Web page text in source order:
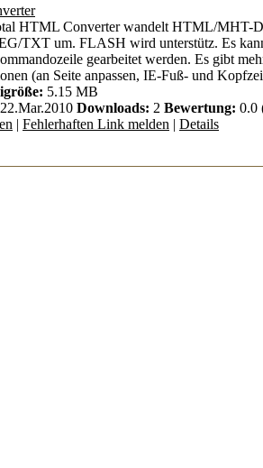
HTML Converter wandelt HTML/MHT-
TXT um. FLASH wird unterstütz. Es
gearbeitet werden. Es gibt
(an Seite anpassen, IE-Fuß- und
5.15 MB
22.Mar.2010 Downloads: 2 Bewertung: 0.0
| Fehlerhaften Link melden | Details